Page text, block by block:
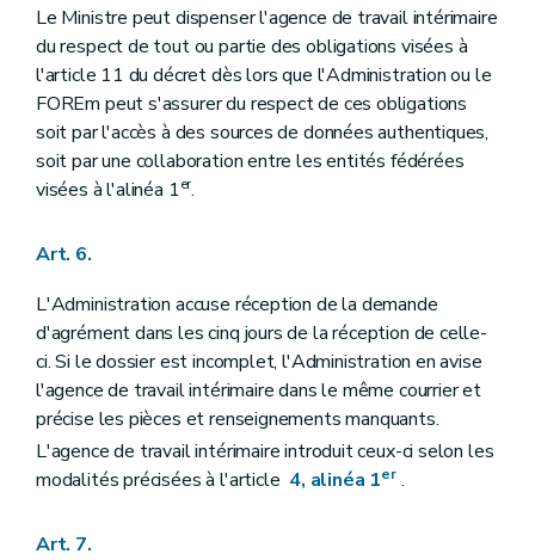
Le Ministre peut dispenser l'agence de travail intérimaire
du respect de tout ou partie des obligations visées à
l'article 11 du décret dès lors que l'Administration ou le
FOREm peut s'assurer du respect de ces obligations
soit par l'accès à des sources de données authentiques,
soit par une collaboration entre les entités fédérées
visées à l'alinéa 1er.
Art. 6.
L'Administration accuse réception de la demande
d'agrément dans les cinq jours de la réception de celle-
ci. Si le dossier est incomplet, l'Administration en avise
l'agence de travail intérimaire dans le même courrier et
précise les pièces et renseignements manquants.
L'agence de travail intérimaire introduit ceux-ci selon les
modalités précisées à l'article 4, alinéa 1er.
Art. 7.